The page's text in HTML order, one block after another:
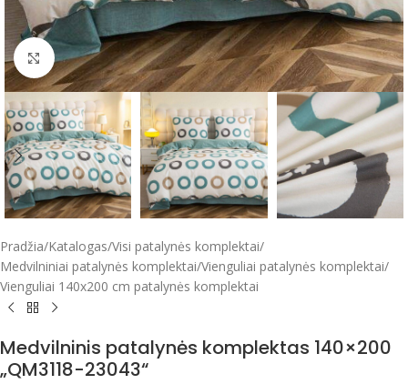
Click to enlarge
Pradžia/Katalogas/Visi patalynės komplektai/
Medvilniniai patalynės komplektai/Vienguliai patalynės komplektai/
Vienguliai 140x200 cm patalynės komplektai
Medvilninis patalynės komplektas 140×200
„QM3118-23043“